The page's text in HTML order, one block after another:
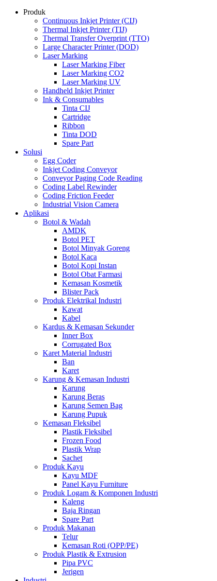
Produk
Continuous Inkjet Printer (CIJ)
Thermal Inkjet Printer (TIJ)
Thermal Transfer Overprint (TTO)
Large Character Printer (DOD)
Laser Marking
Laser Marking Fiber
Laser Marking CO2
Laser Marking UV
Handheld Inkjet Printer
Ink & Consumables
Tinta CIJ
Cartridge
Ribbon
Tinta DOD
Spare Part
Solusi
Egg Coder
Inkjet Coding Conveyor
Conveyor Paging Code Reading
Coding Label Rewinder
Coding Friction Feeder
Industrial Vision Camera
Aplikasi
Botol & Wadah
AMDK
Botol PET
Botol Minyak Goreng
Botol Kaca
Botol Kopi Instan
Botol Obat Farmasi
Kemasan Kosmetik
Blister Pack
Produk Elektrikal Industri
Kawat
Kabel
Kardus & Kemasan Sekunder
Inner Box
Corrugated Box
Karet Material Industri
Ban
Karet
Karung & Kemasan Industri
Karung
Karung Beras
Karung Semen Bag
Karung Pupuk
Kemasan Fleksibel
Plastik Fleksibel
Frozen Food
Plastik Wrap
Sachet
Produk Kayu
Kayu MDF
Panel Kayu Furniture
Produk Logam & Komponen Industri
Kaleng
Baja Ringan
Spare Part
Produk Makanan
Telur
Kemasan Roti (OPP/PE)
Produk Plastik & Extrusion
Pipa PVC
Jerigen